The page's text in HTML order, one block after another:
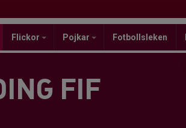
Flickor Pojkar Fotbollsleken
FIF